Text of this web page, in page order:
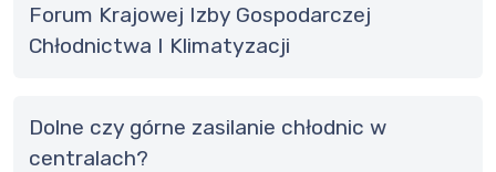
Forum Krajowej Izby Gospodarczej
Chłodnictwa I Klimatyzacji
Dolne czy górne zasilanie chłodnic w
centralach?